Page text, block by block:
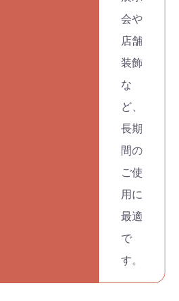
会や
店舗
装飾
な
ど、
長期
間の
ご使
用に
最適
で
す。